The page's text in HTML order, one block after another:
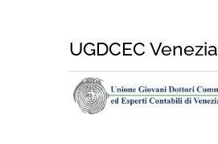
UGDCEC Venezia